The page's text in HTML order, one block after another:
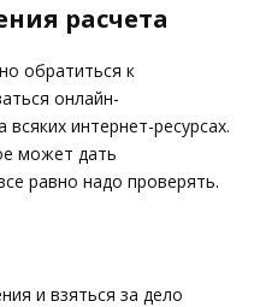
расчета
обратиться к
онлайн-
интернет-ресурсах.
может дать
равно надо проверять.
и взяться за дело